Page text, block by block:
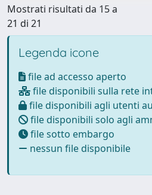
Mostrati risultati da 15 a
21 di 21
Legenda icone
file ad accesso aperto
file disponibili sulla rete
file disponibili agli utenti
file disponibili solo agli
file sotto embargo
nessun file disponibile